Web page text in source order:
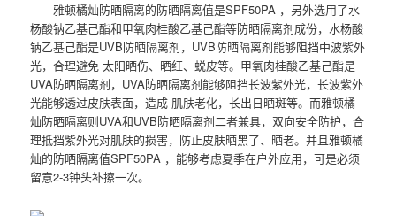
雅顿橘灿防晒隔离的防晒隔离值是SPF50PA ，另外选用了水
杨酸钠乙基己酯和甲氧肉桂酸乙基己酯等防晒隔离剂成份，水杨酸
钠乙基己酯是UVB防晒隔离剂，UVB防晒隔离剂能够阻挡中波紫外
光，合理避免 太阳晒伤、晒红、蜕皮等。甲氧肉桂酸乙基己酯是
UVA防晒隔离剂，UVA防晒隔离剂能够阻挡长波紫外光，长波紫外
光能够透过皮肤表面，造成 肌肤老化，长出日晒斑等。而雅顿橘
灿防晒隔离则UVA和UVB防晒隔离剂二者兼具，双向安全防护，合
理抵挡紫外光对肌肤的损害，防止皮肤晒黑了、晒老。并且雅顿橘
灿的防晒隔离值SPF50PA ，能够考虑夏季在户外应用，可是必须
留意2-3钟头补擦一次。